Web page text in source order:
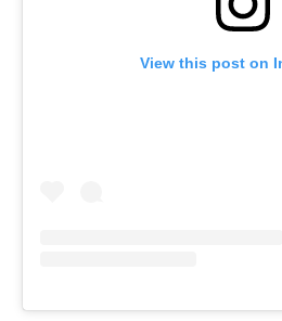
View this post on